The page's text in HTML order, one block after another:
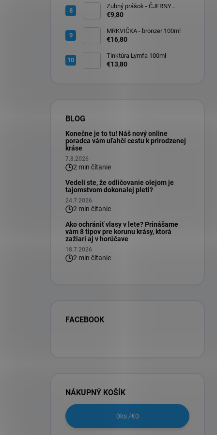
Zubný prášok - ČJERNY
DJABEL 60ml
€9,80
MRKVIČKA - bronzer 100ml
€16,80
Tinktúra Lymfa 100ml
€13,80
BLOG
Konečne je to tu! Náš nový online
poradca vám uľahčí cestu k prirodzenej
kráse
7.8.2026
2 min čítanie
Vedeli ste, že odličovanie olejom je
tajomstvom dokonalej pleti?
24.7.2026
2 min čítanie
Ako ochrániť vlasy v lete? Prinášame
vám 8 tipov pre korunu krásy, ktorá
zažiari aj v horúčave
18.7.2026
2 min čítanie
FACEBOOK
NÁKUPNÝ KOŠÍK
0ks /€0